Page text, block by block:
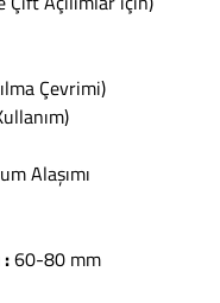
Çevrimi)
Alaşımı
:60-80 mm